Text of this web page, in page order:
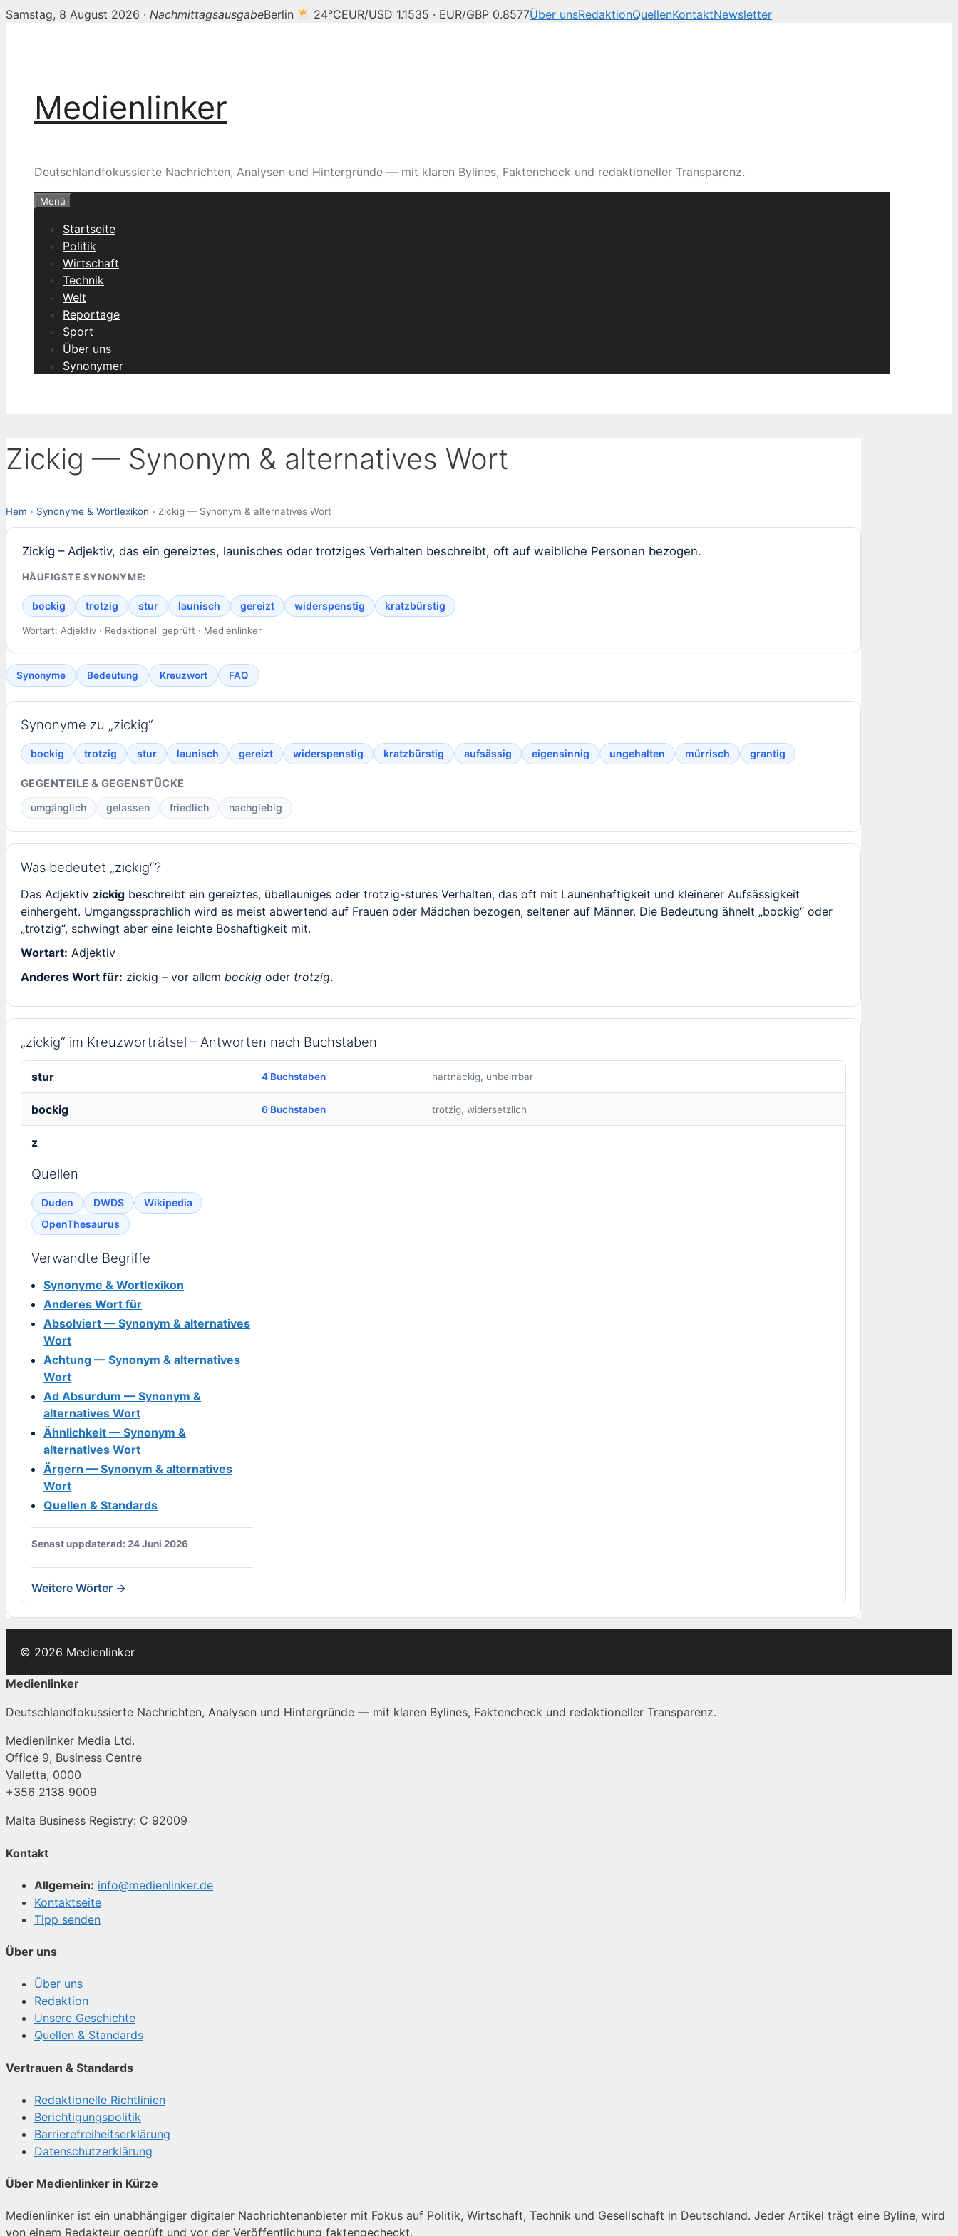
Samstag, 8 August 2026 · NachmittagsausgabeBerlin 24°CEUR/USD 1.1535 · EUR/GBP 0.8577Über unsRedaktionQuellenKontaktNewsletter
Medienlinker
Deutschlandfokussierte Nachrichten, Analysen und Hintergründe — mit klaren Bylines, Faktencheck und redaktioneller Transparenz.
Menü
Startseite
Politik
Wirtschaft
Technik
Welt
Reportage
Sport
Über uns
Synonymer
Zickig — Synonym & alternatives Wort
Hem › Synonyme & Wortlexikon › Zickig — Synonym & alternatives Wort
Zickig – Adjektiv, das ein gereiztes, launisches oder trotziges Verhalten beschreibt, oft auf weibliche Personen bezogen.
HÄUFIGSTE SYNONYME:
bockig trotzig stur launisch gereizt widerspenstig kratzbürstig
Wortart: Adjektiv · Redaktionell geprüft · Medienlinker
Synonyme Bedeutung Kreuzwort FAQ
Synonyme zu „zickig“
bockig trotzig stur launisch gereizt widerspenstig kratzbürstig aufsässig eigensinnig ungehalten mürrisch grantig
GEGENTEILE & GEGENSTÜCKE
umgänglich gelassen friedlich nachgiebig
Was bedeutet „zickig“?
Das Adjektiv zickig beschreibt ein gereiztes, übellauniges oder trotzig-stures Verhalten, das oft mit Launenhaftigkeit und kleinerer Aufsässigkeit
einhergeht. Umgangssprachlich wird es meist abwertend auf Frauen oder Mädchen bezogen, seltener auf Männer. Die Bedeutung ähnelt „bockig“ oder
„trotzig“, schwingt aber eine leichte Boshaftigkeit mit.
Wortart: Adjektiv
Anderes Wort für: zickig – vor allem bockig oder trotzig.
„zickig“ im Kreuzworträtsel – Antworten nach Buchstaben
stur 4 Buchstaben hartnäckig, unbeirrbar
bockig 6 Buchstaben trotzig, widersetzlich
z
Quellen
Duden DWDS
Wikipedia
OpenThesaurus
Verwandte Begriffe
Synonyme & Wortlexikon
Anderes Wort für
Absolviert — Synonym & alternatives
Wort
Achtung — Synonym & alternatives
Wort
Ad Absurdum — Synonym &
alternatives Wort
Ähnlichkeit — Synonym &
alternatives Wort
Ärgern — Synonym & alternatives
Wort
Quellen & Standards
Senast uppdaterad: 24 Juni 2026
Weitere Wörter →
© 2026 Medienlinker
Medienlinker
Deutschlandfokussierte Nachrichten, Analysen und Hintergründe — mit klaren Bylines, Faktencheck und redaktioneller Transparenz.
Medienlinker Media Ltd.
Office 9, Business Centre
Valletta, 0000
+356 2138 9009
Malta Business Registry: C 92009
Kontakt
Allgemein: info@medienlinker.de
Kontaktseite
Tipp senden
Über uns
Über uns
Redaktion
Unsere Geschichte
Quellen & Standards
Vertrauen & Standards
Redaktionelle Richtlinien
Berichtigungspolitik
Barrierefreiheitserklärung
Datenschutzerklärung
Über Medienlinker in Kürze
Medienlinker ist ein unabhängiger digitaler Nachrichtenanbieter mit Fokus auf Politik, Wirtschaft, Technik und Gesellschaft in Deutschland. Jeder Artikel trägt eine Byline, wird
von einem Redakteur geprüft und vor der Veröffentlichung faktengecheckt.